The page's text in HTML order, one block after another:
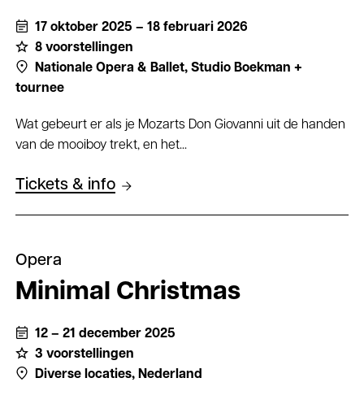
17 oktober 2025 – 18 februari 2026
8 voorstellingen
Nationale Opera & Ballet, Studio Boekman +
tournee
Wat gebeurt er als je Mozarts Don Giovanni uit de handen
van de mooiboy trekt, en het...
Tickets & info
Opera
Minimal Christmas
12 – 21 december 2025
3 voorstellingen
Diverse locaties, Nederland